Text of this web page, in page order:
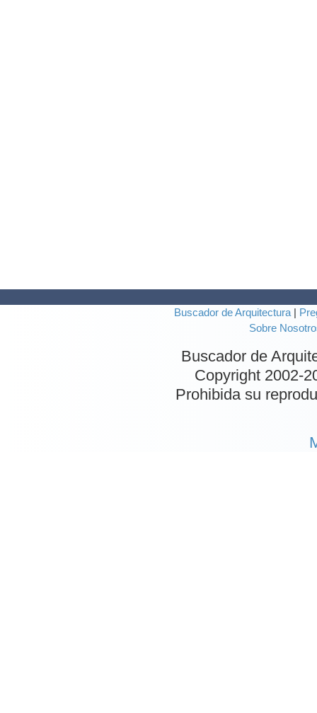
Buscador de Arquitectura
Sobre
Buscador de
Copyright 2002-
Prohibida su